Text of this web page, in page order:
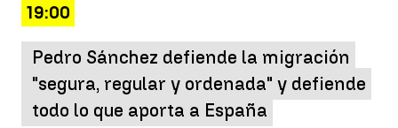
19:00
Pedro Sánchez defiende la migración
"segura, regular y ordenada" y defiende
todo lo que aporta a España